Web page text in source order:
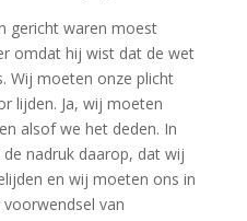
gericht waren moest
omdat hij wist dat de wet
Wij moeten onze plicht
lijden. Ja, wij moeten
alsof we het deden. In
nadruk daarop, dat wij
en wij moeten ons in
van